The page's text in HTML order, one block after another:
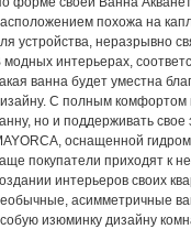
похожа на
устройства, неразрывно
модных интерьерах,
ванна будет уместна
С полным комфортом
но и поддерживать
оснащенной
покупатели приходят к
интерьеров своих
асимметричные
изюминку дизайну